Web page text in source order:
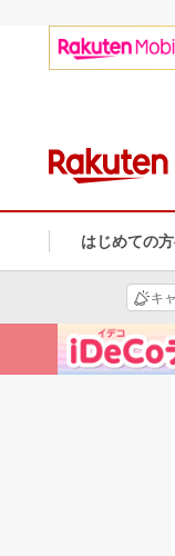
はじめての
キ